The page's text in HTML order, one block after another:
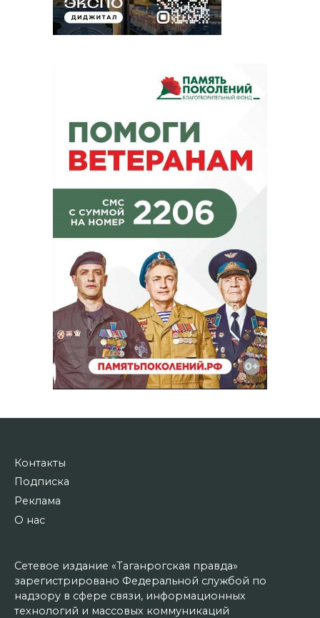
Контакты
Подписка
Реклама
О нас
Сетевое издание «Таганрогская правда»
зарегистрировано Федеральной службой по
надзору в сфере связи, информационных
технологий и массовых коммуникаций